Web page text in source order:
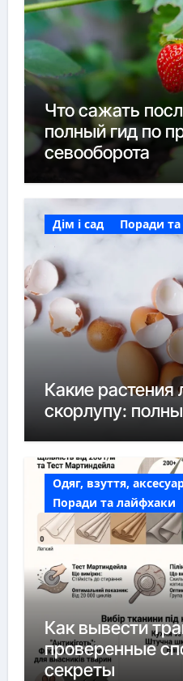
Что сажать
полный гид по
севооборота
Дім і сад Поради
Какие
скорлупу:
Одяг, взуття,
Поради та лайфхаки
Как вывести
проверенные
секреты